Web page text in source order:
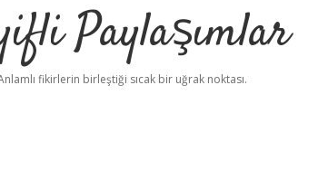
Paylaşımlar
fikirlerin birleştiği sıcak bir uğrak noktası.